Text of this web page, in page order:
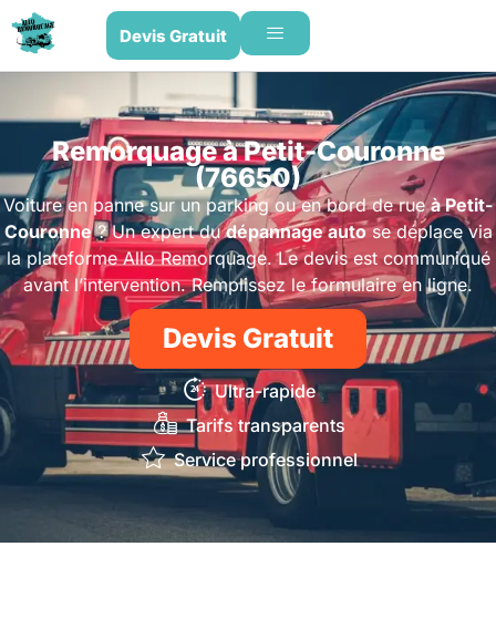
Devis Gratuit
Remorquage à Petit-Couronne
(76650)
Voiture en panne sur un parking ou en bord de rueà Petit-
Couronne? Un expert dudépannage autose déplace via
la plateforme Allo Remorquage. Le devis est communiqué
avant l’intervention. Remplissez le formulaire en ligne.
Devis Gratuit
Ultra-rapide
Tarifs transparents
Service professionnel